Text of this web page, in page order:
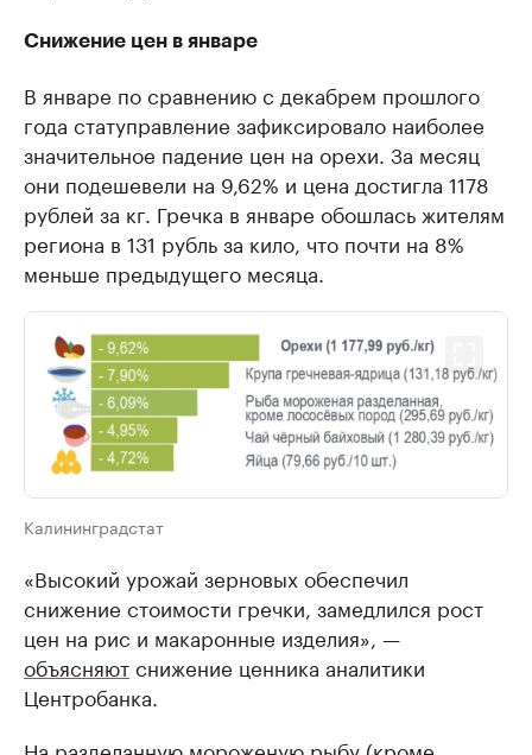
Снижение цен в январе
В январе по сравнению с декабрем прошлого
года статуправление зафиксировало наиболее
значительное падение цен на орехи. За месяц
они подешевели на 9,62% и цена достигла 1178
рублей за кг. Гречка в январе обошлась жителям
региона в 131 рубль за кило, что почти на 8%
меньше предыдущего месяца.
Калининградстат
«Высокий урожай зерновых обеспечил
снижение стоимости гречки, замедлился рост
цен на рис и макаронные изделия», —
объясняютснижение ценника аналитики
Центробанка.